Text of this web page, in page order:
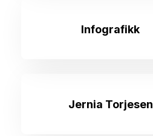
Infografikk
Jernia Torjesen